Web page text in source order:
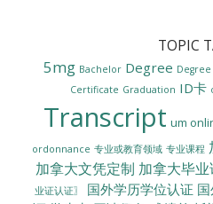
TOPIC
5mg Bachelor Degree
Certificate Graduation ID卡
Transcript um
ordonnance 专业或教育领域 专业课程
加拿大文凭定制 加拿大毕
业证认证〗
国外学历学位认证